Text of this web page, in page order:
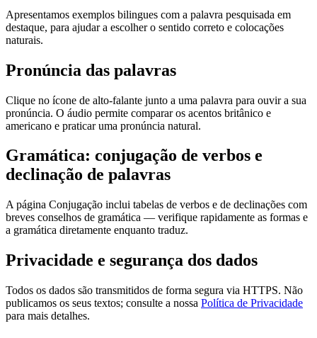
Apresentamos exemplos bilingues com a palavra pesquisada em
destaque, para ajudar a escolher o sentido correto e colocações
naturais.
Pronúncia das palavras
Clique no ícone de alto-falante junto a uma palavra para ouvir a sua
pronúncia. O áudio permite comparar os acentos britânico e
americano e praticar uma pronúncia natural.
Gramática: conjugação de verbos e
declinação de palavras
A página Conjugação inclui tabelas de verbos e de declinações com
breves conselhos de gramática — verifique rapidamente as formas e
a gramática diretamente enquanto traduz.
Privacidade e segurança dos dados
Todos os dados são transmitidos de forma segura via HTTPS. Não
publicamos os seus textos; consulte a nossa Política de Privacidade
para mais detalhes.